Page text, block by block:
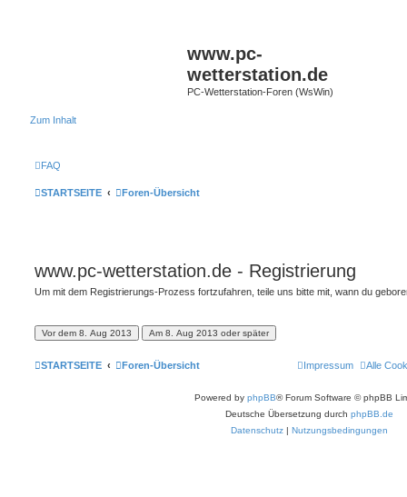
www.pc-
wetterstation.de
PC-Wetterstation-Foren (WsWin)
Zum Inhalt
FAQ
STARTSEITE Foren-Übersicht
www.pc-wetterstation.de - Registrierung
Um mit dem Registrierungs-Prozess fortzufahren, teile uns bitte mit, wann du
STARTSEITE Foren-Übersicht Alle
Impressum
Powered by phpBB® Forum Software © phpBB
Deutsche Übersetzung durch phpBB.de
Datenschutz | Nutzungsbedingungen